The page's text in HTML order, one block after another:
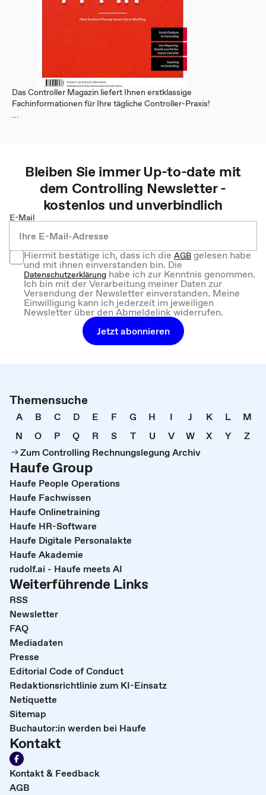
Das Controller Magazin liefert Ihnen erstklassige
Fachinformationen für Ihre tägliche Controller-Praxis!
...
Bleiben Sie immer Up-to-date mit
dem Controlling Newsletter -
kostenlos und unverbindlich
E-Mail
Hiermit bestätige ich, dass ich dieAGBgelesen habe
und mit ihnen einverstanden bin. Die
Datenschutzerklärung habe ich zur Kenntnis genommen.
Ich bin mit der Verarbeitung meiner Daten zur
Versendung der Newsletter einverstanden. Meine
Einwilligung kann ich jederzeit im jeweiligen
Newsletter über den Abmeldelink widerrufen.
Jetzt abonnieren
Themensuche
A B C D E F G H I J K L
M
N
O P Q R S T U V W X Y
Z
Zum Controlling Rechnungslegung Archiv
Haufe Group
Haufe People Operations
Haufe Fachwissen
Haufe Onlinetraining
Haufe HR-Software
Haufe Digitale Personalakte
Haufe Akademie
rudolf.ai - Haufe meets AI
Weiterführende Links
RSS
Newsletter
FAQ
Mediadaten
Presse
Editorial Code of Conduct
Redaktionsrichtlinie zum KI-Einsatz
Netiquette
Sitemap
Buchautor:in werden bei Haufe
Kontakt
Kontakt & Feedback
AGB